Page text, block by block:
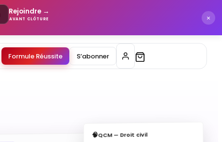
Rejoindre →
AVANT CLÔTURE ×
Formule Réussite S’abonner
QCM — Droit civil